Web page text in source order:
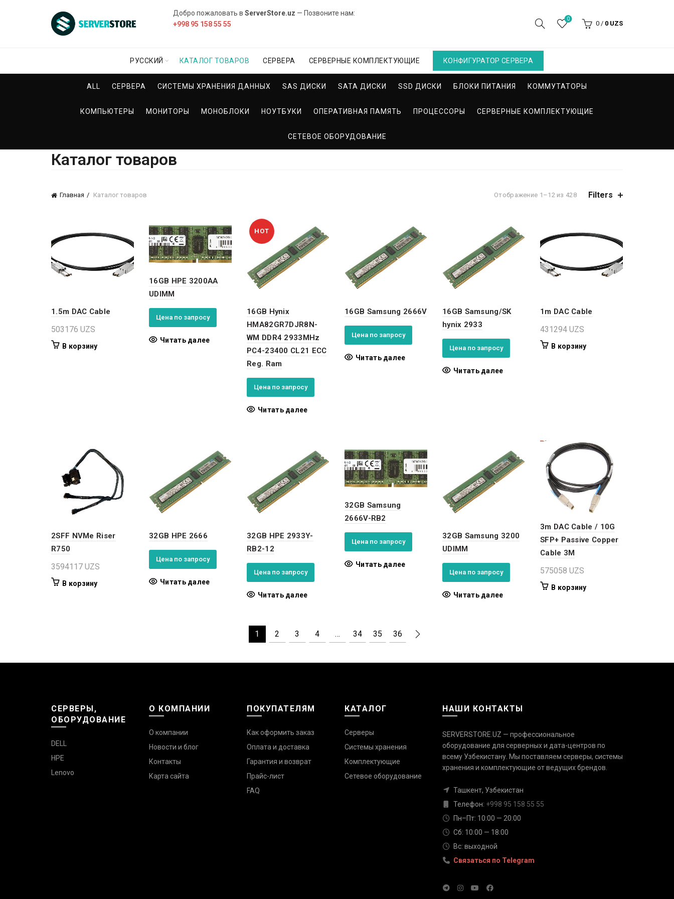
Добро пожаловать в ServerStore.uz — Позвоните нам:
+998 95 158 55 55
0
0 / 0 UZS
РУССКИЙ КАТАЛОГ ТОВАРОВ СЕРВЕРА СЕРВЕРНЫЕ КОМПЛЕКТУЮЩИЕ КОНФИГУРАТОР СЕРВЕРА
ALL СЕРВЕРА СИСТЕМЫ ХРАНЕНИЯ ДАННЫХ SAS ДИСКИ SATA ДИСКИ SSD ДИСКИ БЛОКИ ПИТАНИЯ КОММУТАТОРЫ
КОМПЬЮТЕРЫ МОНИТОРЫ МОНОБЛОКИ НОУТБУКИ ОПЕРАТИВНАЯ ПАМЯТЬ ПРОЦЕССОРЫ СЕРВЕРНЫЕ КОМПЛЕКТУЮЩИЕ
СЕТЕВОЕ ОБОРУДОВАНИЕ
Каталог товаров
Главная Каталог товаров Отображение 1–12 из 428 Filters
1.5m DAC Cable
503176 UZS
В корзину
16GB HPE 3200AA
UDIMM
Цена по запросу
Читать далее
HOT
16GB Hynix
HMA82GR7DJR8N-
WM DDR4 2933MHz
PC4-23400 CL21 ECC
Reg. Ram
Цена по запросу
Читать далее
16GB Samsung 2666V
Цена по запросу
Читать далее
16GB Samsung/SK
hynix 2933
Цена по запросу
Читать далее
1m DAC Cable
431294 UZS
В корзину
2SFF NVMe Riser
R750
3594117 UZS
В корзину
32GB HPE 2666
Цена по запросу
Читать далее
32GB HPE 2933Y-
RB2-12
Цена по запросу
Читать далее
32GB Samsung
2666V-RB2
Цена по запросу
Читать далее
32GB Samsung 3200
UDIMM
Цена по запросу
Читать далее
3m DAC Cable / 10G
SFP+ Passive Copper
Cable 3M
575058 UZS
В корзину
1 2 3 4 … 34 35 36
СЕРВЕРЫ,
ОБОРУДОВАНИЕ
DELL
HPE
Lenovo
О КОМПАНИИ
О компании
Новости и блог
Контакты
Карта сайта
ПОКУПАТЕЛЯМ
Как оформить заказ
Оплата и доставка
Гарантия и возврат
Прайс-лист
FAQ
КАТАЛОГ
Серверы
Системы хранения
Комплектующие
Сетевое оборудование
НАШИ КОНТАКТЫ
SERVERSTORE.UZ — профессиональное
оборудование для серверных и дата-центров по
всему Узбекистану. Мы поставляем серверы, системы
хранения и комплектующие от ведущих брендов.
Ташкент, Узбекистан
Телефон: +998 95 158 55 55
Пн–Пт: 10:00 — 20:00
Сб: 10:00 — 18:00
Вс: выходной
Связаться по Telegram
Связаться с нами
Ответим быстро — выберите
удобный канал